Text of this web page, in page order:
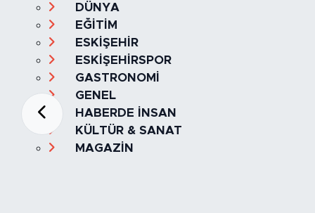
DÜNYA
EĞİTİM
ESKİŞEHİR
ESKİŞEHİRSPOR
GASTRONOMİ
GENEL
HABERDE İNSAN
KÜLTÜR & SANAT
MAGAZİN